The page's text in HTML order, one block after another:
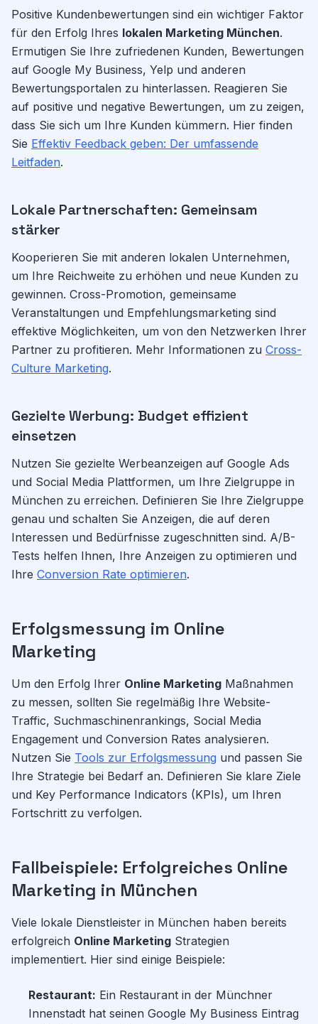
Positive Kundenbewertungen sind ein wichtiger Faktor
für den Erfolg Ihres lokalen Marketing München.
Ermutigen Sie Ihre zufriedenen Kunden, Bewertungen
auf Google My Business, Yelp und anderen
Bewertungsportalen zu hinterlassen. Reagieren Sie
auf positive und negative Bewertungen, um zu zeigen,
dass Sie sich um Ihre Kunden kümmern. Hier finden
Sie Effektiv Feedback geben: Der umfassende
Leitfaden.
Lokale Partnerschaften: Gemeinsam
stärker
Kooperieren Sie mit anderen lokalen Unternehmen,
um Ihre Reichweite zu erhöhen und neue Kunden zu
gewinnen. Cross-Promotion, gemeinsame
Veranstaltungen und Empfehlungsmarketing sind
effektive Möglichkeiten, um von den Netzwerken Ihrer
Partner zu profitieren. Mehr Informationen zu Cross-
Culture Marketing.
Gezielte Werbung: Budget effizient
einsetzen
Nutzen Sie gezielte Werbeanzeigen auf Google Ads
und Social Media Plattformen, um Ihre Zielgruppe in
München zu erreichen. Definieren Sie Ihre Zielgruppe
genau und schalten Sie Anzeigen, die auf deren
Interessen und Bedürfnisse zugeschnitten sind. A/B-
Tests helfen Ihnen, Ihre Anzeigen zu optimieren und
Ihre Conversion Rate optimieren.
Erfolgsmessung im Online
Marketing
Um den Erfolg Ihrer Online Marketing Maßnahmen
zu messen, sollten Sie regelmäßig Ihre Website-
Traffic, Suchmaschinenrankings, Social Media
Engagement und Conversion Rates analysieren.
Nutzen Sie Tools zur Erfolgsmessung und passen Sie
Ihre Strategie bei Bedarf an. Definieren Sie klare Ziele
und Key Performance Indicators (KPIs), um Ihren
Fortschritt zu verfolgen.
Fallbeispiele: Erfolgreiches Online
Marketing in München
Viele lokale Dienstleister in München haben bereits
erfolgreich Online Marketing Strategien
implementiert. Hier sind einige Beispiele:
Restaurant: Ein Restaurant in der Münchner
Innenstadt hat seinen Google My Business Eintrag